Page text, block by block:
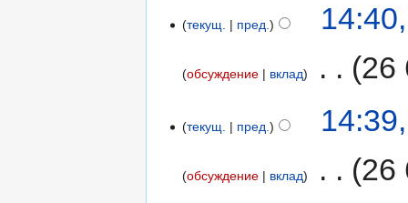
текущ. пред.
обсуждение вклад 26
текущ. пред.
обсуждение вклад 26